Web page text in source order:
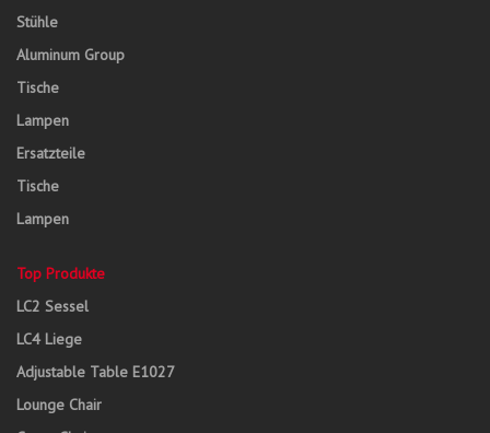
Stühle
Aluminum Group
Tische
Lampen
Ersatzteile
Tische
Lampen
Top Produkte
LC2 Sessel
LC4 Liege
Adjustable Table E1027
Lounge Chair